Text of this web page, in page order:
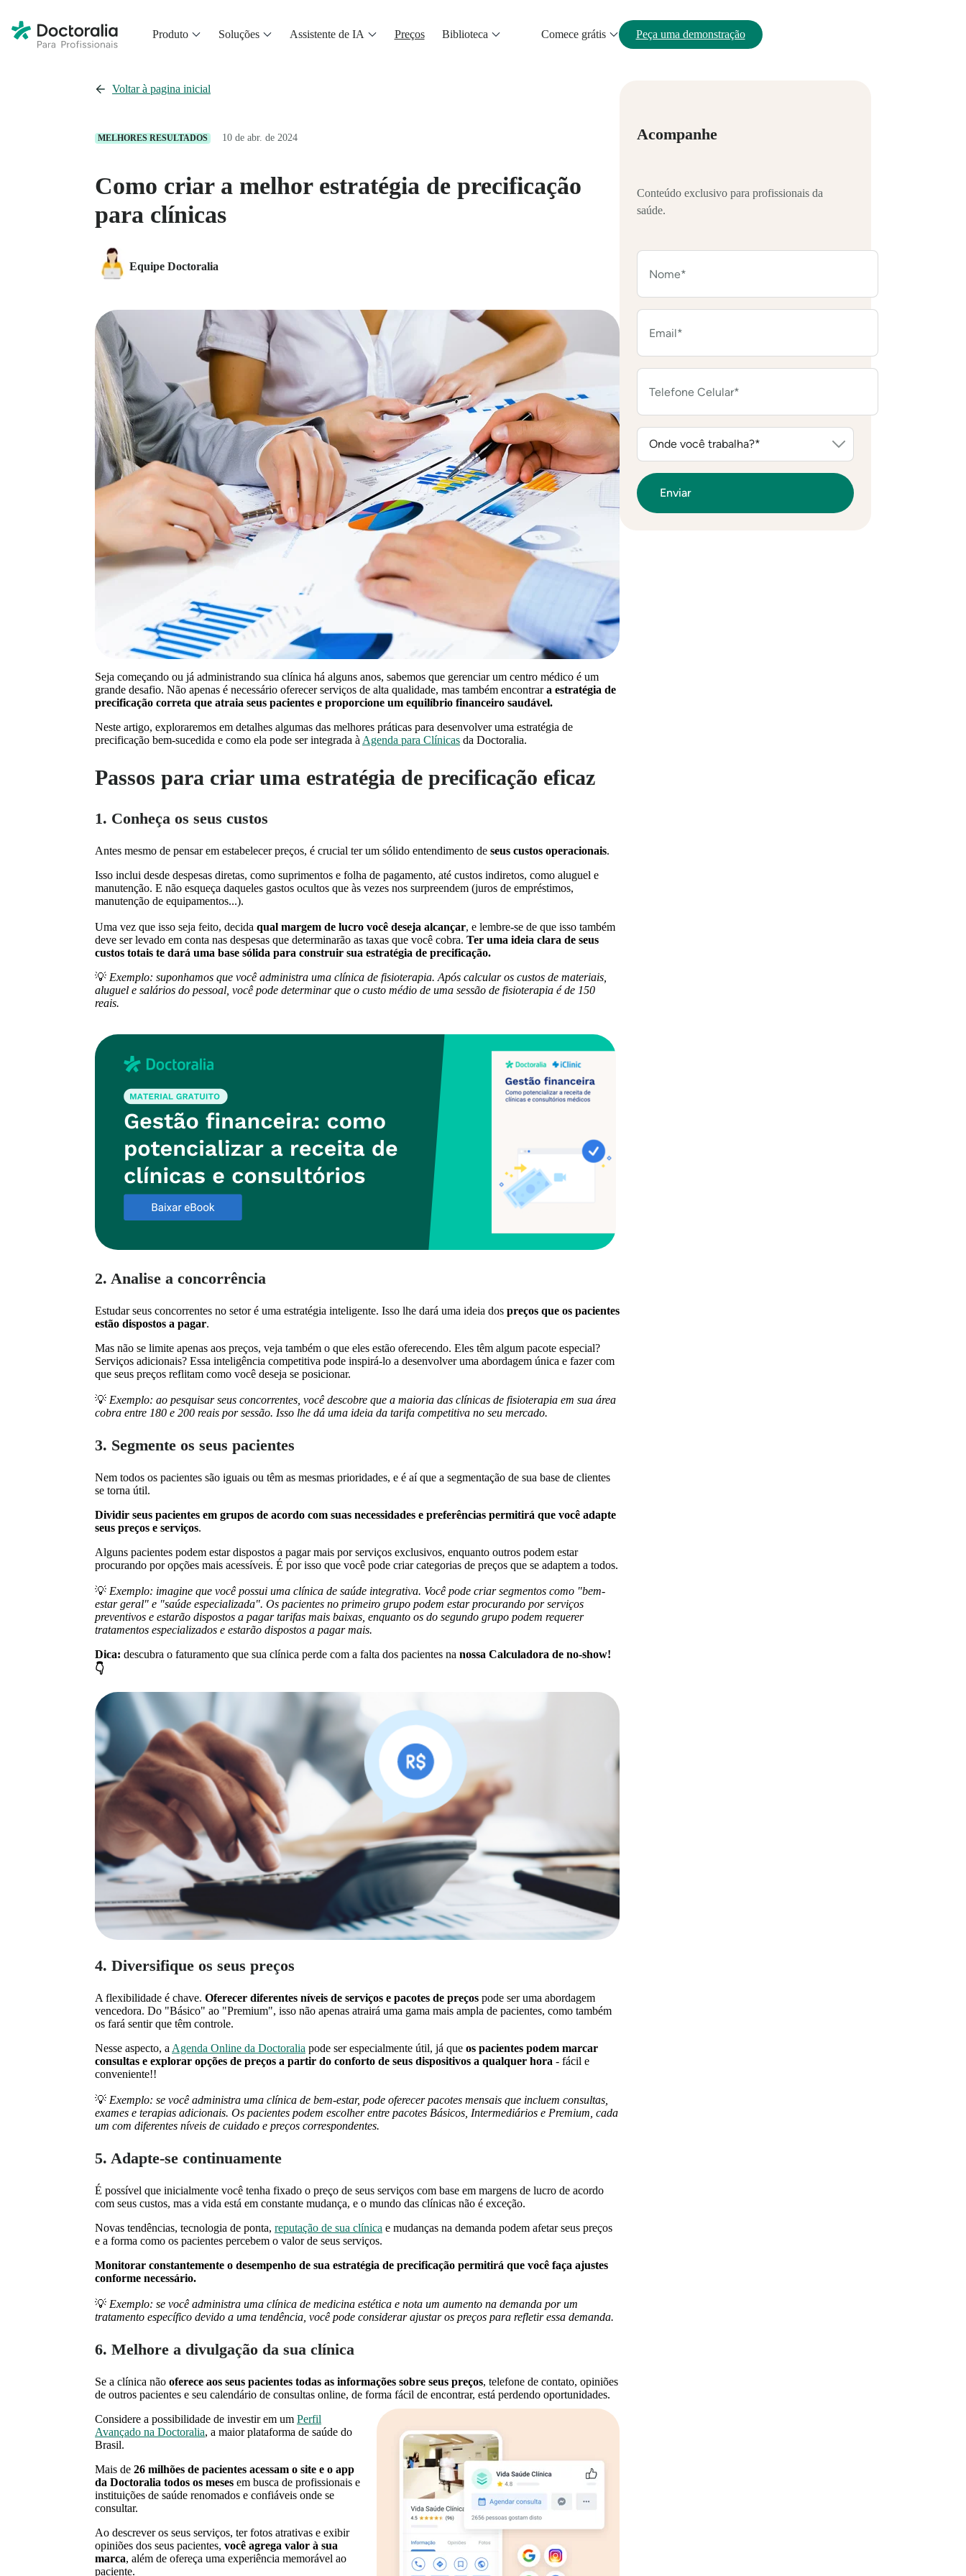
Produto Soluções Assistente de IA Preços Biblioteca Comece grátis Peça uma demonstração
Voltar à pagina inicial
MELHORES RESULTADOS 10 de abr. de 2024
Como criar a melhor estratégia de precificação
para clínicas
Equipe Doctoralia
Seja começando ou já administrando sua clínica há alguns anos, sabemos que gerenciar um centro médico é um
grande desafio. Não apenas é necessário oferecer serviços de alta qualidade, mas também encontrara estratégia de
precificação correta que atraia seus pacientes e proporcione um equilíbrio financeiro saudável.
Neste artigo, exploraremos em detalhes algumas das melhores práticas para desenvolver uma estratégia de
precificação bem-sucedida e como ela pode ser integrada à Agenda para Clínicas da Doctoralia.
Passos para criar uma estratégia de precificação eficaz
1. Conheça os seus custos
Antes mesmo de pensar em estabelecer preços, é crucial ter um sólido entendimento de seus custos operacionais.
Isso inclui desde despesas diretas, como suprimentos e folha de pagamento, até custos indiretos, como aluguel e
manutenção. E não esqueça daqueles gastos ocultos que às vezes nos surpreendem (juros de empréstimos,
manutenção de equipamentos...).
Uma vez que isso seja feito, decida qual margem de lucro você deseja alcançar, e lembre-se de que isso também
deve ser levado em conta nas despesas que determinarão as taxas que você cobra. Ter uma ideia clara de seus
custos totais te dará uma base sólida para construir sua estratégia de precificação.
💡 Exemplo: suponhamos que você administra uma clínica de fisioterapia. Após calcular os custos de materiais,
aluguel e salários do pessoal, você pode determinar que o custo médio de uma sessão de fisioterapia é de 150
reais.
2. Analise a concorrência
Estudar seus concorrentes no setor é uma estratégia inteligente. Isso lhe dará uma ideia dos preços que os pacientes
estão dispostos a pagar.
Mas não se limite apenas aos preços, veja também o que eles estão oferecendo. Eles têm algum pacote especial?
Serviços adicionais? Essa inteligência competitiva pode inspirá-lo a desenvolver uma abordagem única e fazer com
que seus preços reflitam como você deseja se posicionar.
💡 Exemplo: ao pesquisar seus concorrentes, você descobre que a maioria das clínicas de fisioterapia em sua área
cobra entre 180 e 200 reais por sessão. Isso lhe dá uma ideia da tarifa competitiva no seu mercado.
3. Segmente os seus pacientes
Nem todos os pacientes são iguais ou têm as mesmas prioridades, e é aí que a segmentação de sua base de clientes
se torna útil.
Dividir seus pacientes em grupos de acordo com suas necessidades e preferências permitirá que você adapte
seus preços e serviços.
Alguns pacientes podem estar dispostos a pagar mais por serviços exclusivos, enquanto outros podem estar
procurando por opções mais acessíveis. É por isso que você pode criar categorias de preços que se adaptem a todos.
💡 Exemplo: imagine que você possui uma clínica de saúde integrativa. Você pode criar segmentos como "bem-
estar geral" e "saúde especializada". Os pacientes no primeiro grupo podem estar procurando por serviços
preventivos e estarão dispostos a pagar tarifas mais baixas, enquanto os do segundo grupo podem requerer
tratamentos especializados e estarão dispostos a pagar mais.
Dica: descubra o faturamento que sua clínica perde com a falta dos pacientes na nossa Calculadora de no-show!
👇
4. Diversifique os seus preços
A flexibilidade é chave. Oferecer diferentes níveis de serviços e pacotes de preços pode ser uma abordagem
vencedora. Do "Básico" ao "Premium", isso não apenas atrairá uma gama mais ampla de pacientes, como também
os fará sentir que têm controle.
Nesse aspecto, a Agenda Online da Doctoralia pode ser especialmente útil, já que os pacientes podem marcar
consultas e explorar opções de preços a partir do conforto de seus dispositivos a qualquer hora - fácil e
conveniente!!
💡 Exemplo: se você administra uma clínica de bem-estar, pode oferecer pacotes mensais que incluem consultas,
exames e terapias adicionais. Os pacientes podem escolher entre pacotes Básicos, Intermediários e Premium, cada
um com diferentes níveis de cuidado e preços correspondentes.
5. Adapte-se continuamente
É possível que inicialmente você tenha fixado o preço de seus serviços com base em margens de lucro de acordo
com seus custos, mas a vida está em constante mudança, e o mundo das clínicas não é exceção.
Novas tendências, tecnologia de ponta, reputação de sua clínica e mudanças na demanda podem afetar seus preços
e a forma como os pacientes percebem o valor de seus serviços.
Monitorar constantemente o desempenho de sua estratégia de precificação permitirá que você faça ajustes
conforme necessário.
💡 Exemplo: se você administra uma clínica de medicina estética e nota um aumento na demanda por um
tratamento específico devido a uma tendência, você pode considerar ajustar os preços para refletir essa demanda.
6. Melhore a divulgação da sua clínica
Se a clínica não oferece aos seus pacientes todas as informações sobre seus preços, telefone de contato, opiniões
de outros pacientes e seu calendário de consultas online, de forma fácil de encontrar, está perdendo oportunidades.
Considere a possibilidade de investir em um Perfil
Avançado na Doctoralia, a maior plataforma de saúde do
Brasil.
Mais de 26 milhões de pacientes acessam o site e o app
da Doctoralia todos os meses em busca de profissionais e
instituições de saúde renomados e confiáveis onde se
consultar.
Ao descrever os seus serviços, ter fotos atrativas e exibir
opiniões dos seus pacientes, você agrega valor à sua
marca, além de ofereça uma experiência memorável ao
paciente.
Acompanhe
Conteúdo exclusivo para profissionais da
saúde.